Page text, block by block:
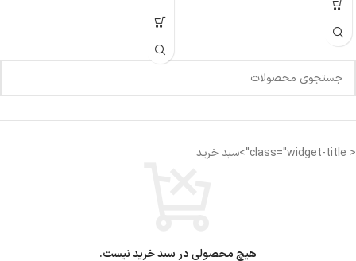
< class="widget-title">سبد خرید
هیچ محصولی در سبد خرید نیست.